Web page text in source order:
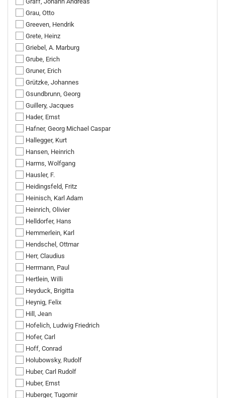
Grau, Otto
Greeven, Hendrik
Grete, Heinz
Griebel, A. Marburg
Grube, Erich
Gruner, Erich
Grützke, Johannes
Gsundbrunn, Georg
Guillery, Jacques
Hader, Ernst
Hafner, Georg Michael Caspar
Hallegger, Kurt
Hansen, Heinrich
Harms, Wolfgang
Hausler, F.
Heidingsfeld, Fritz
Heinisch, Karl Adam
Heinrich, Olivier
Helldorfer, Hans
Hemmerlein, Karl
Hendschel, Ottmar
Herr, Claudius
Herrmann, Paul
Hertlein, Willi
Heyduck, Brigitta
Heynig, Felix
Hill, Jean
Hofelich, Ludwig Friedrich
Hofer, Carl
Hoff, Conrad
Holubowsky, Rudolf
Huber, Carl Rudolf
Huber, Ernst
Huberger, Tugomir